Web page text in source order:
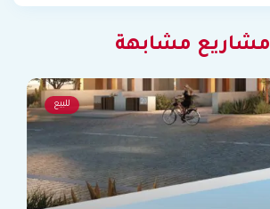
مشاريع مشابهة
للبيع